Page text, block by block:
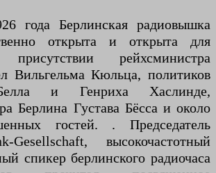
года Берлинская радиовышка
открыта и открыта для
рейхсминистра
Вильгельма Кюльца, политиков
и Генриха Хаслинде,
Берлина Густава Бёсса и около
гостей. . Председатель
Gesellschaft, высокочастотный
спикер берлинского радиочаса